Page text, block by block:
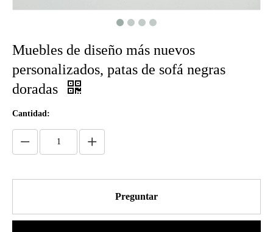
Muebles de diseño más nuevos
personalizados, patas de sofá negras
doradas
Cantidad:
Preguntar